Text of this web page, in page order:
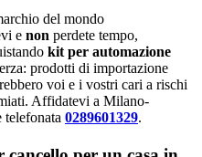
del mondo
e non perdete tempo,
kit per automazione
prodotti di importazione
voi e i vostri cari a rischi
Affidatevi a Milano-
telefonata 0289601329.